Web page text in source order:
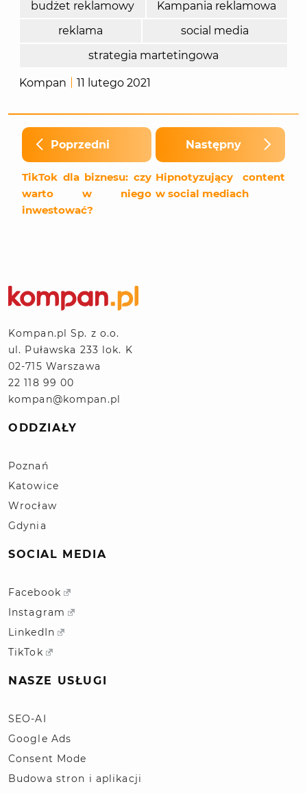
budżet reklamowy
Kampania reklamowa
reklama
social media
strategia martetingowa
Kompan 11 lutego 2021
Poprzedni
TikTok dla biznesu: czy
warto w niego
inwestować?
Następny
Hipnotyzujący content
w social mediach
Kompan.pl Sp. z o.o.
ul. Puławska 233 lok. K
02-715 Warszawa
22 118 99 00
kompan@kompan.pl
ODDZIAŁY
Poznań
Katowice
Wrocław
Gdynia
SOCIAL MEDIA
Facebook
Instagram
LinkedIn
TikTok
NASZE USŁUGI
SEO-AI
Google Ads
Consent Mode
Budowa stron i aplikacji